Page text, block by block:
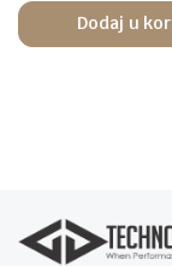
Dodaj u